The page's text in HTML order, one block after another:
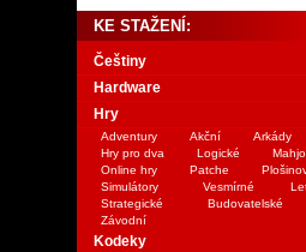
KE STAŽENÍ:
Češtiny
Hardware
Hry
Adventury Akční Arkády
Hry pro dva
Logické
Online hry
Patche
Simulátory
Vesmírné
Strategické
Budovatelské
Závodní
Kodeky